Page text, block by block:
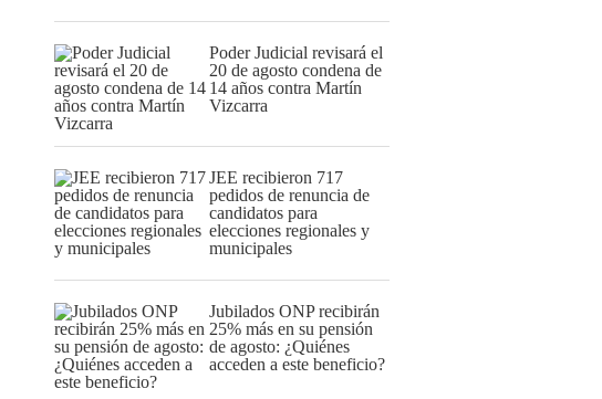
Poder Judicial revisará el
20 de agosto condena de
14 años contra Martín
Vizcarra
JEE recibieron 717
pedidos de renuncia de
candidatos para
elecciones regionales y
municipales
Jubilados ONP recibirán
25% más en su pensión
de agosto: ¿Quiénes
acceden a este beneficio?